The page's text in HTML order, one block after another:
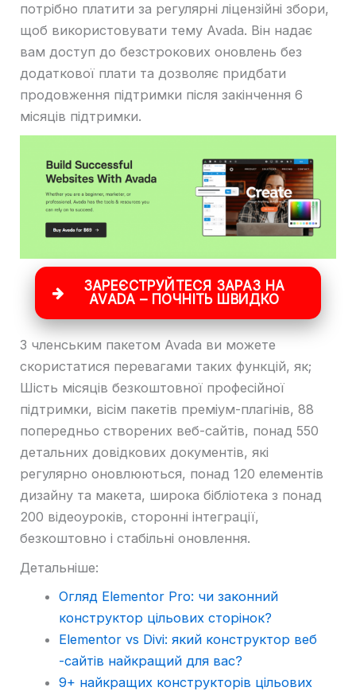
потрібно платити за регулярні ліцензійні збори,
щоб використовувати тему Avada. Він надає
вам доступ до безстрокових оновлень без
додаткової плати та дозволяє придбати
продовження підтримки після закінчення 6
місяців підтримки.
ЗАРЕЄСТРУЙТЕСЯ ЗАРАЗ НА
AVADA – ПОЧНІТЬ ШВИДКО
З членським пакетом Avada ви можете
скористатися перевагами таких функцій, як;
Шість місяців безкоштовної професійної
підтримки, вісім пакетів преміум-плагінів, 88
попередньо створених веб-сайтів, понад 550
детальних довідкових документів, які
регулярно оновлюються, понад 120 елементів
дизайну та макета, широка бібліотека з понад
200 відеоуроків, сторонні інтеграції,
безкоштовно і стабільні оновлення.
Детальніше:
Огляд Elementor Pro: чи законний
конструктор цільових сторінок?
Elementor vs Divi: який конструктор веб
-сайтів найкращий для вас?
9+ найкращих конструкторів цільових